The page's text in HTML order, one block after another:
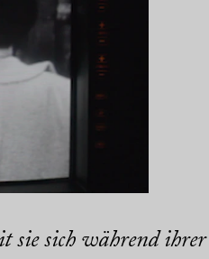
sich während